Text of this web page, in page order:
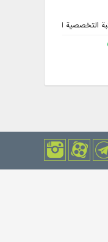
التخصصية الشاملة للفقه 3